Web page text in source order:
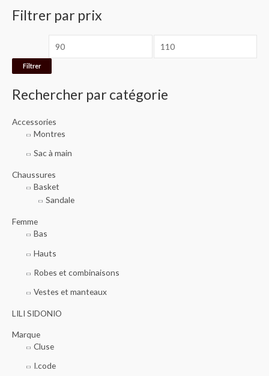
c
r
c
h
p
r
Filtrer par prix
i
Filtrer
Rechercher par catégorie
Accessories
Montres
Sac à main
Chaussures
Basket
Sandale
Femme
Bas
Hauts
Robes et combinaisons
Vestes et manteaux
LILI SIDONIO
Marque
Cluse
I.code